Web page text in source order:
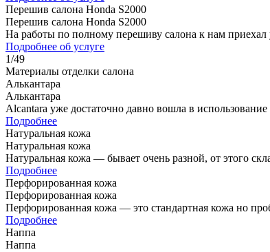
Перешив салона Honda S2000
Перешив салона Honda S2000
На работы по полному перешиву салона к нам
Подробнее об услуге
1/49
Материалы отделки салона
Алькантара
Алькантара
Alcantara уже достаточно давно вошла в
Подробнее
Натуральная кожа
Натуральная кожа
Натуральная кожа — бывает очень разной, от этого
Подробнее
Перфорированная кожа
Перфорированная кожа
Перфорированная кожа — это стандартная кожа но
Подробнее
Наппа
Наппа